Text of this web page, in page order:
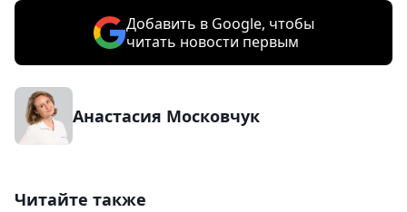
Добавить в Google, чтобы
читать новости первым
Анастасия Московчук
Читайте также